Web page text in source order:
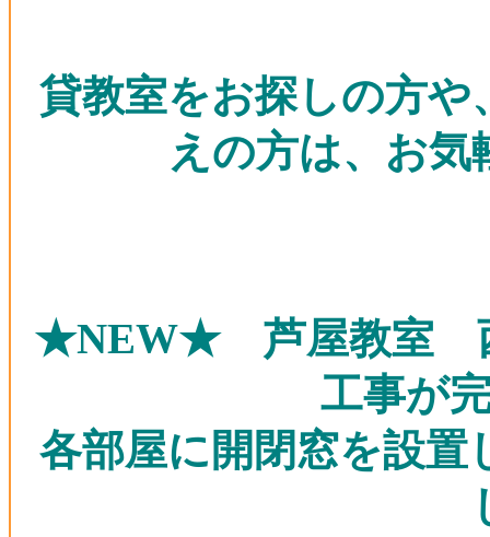
貸教室をお探しの方
えの方は、お
★NEW★ 芦屋教室 西
工事が
各部屋に開閉窓を設